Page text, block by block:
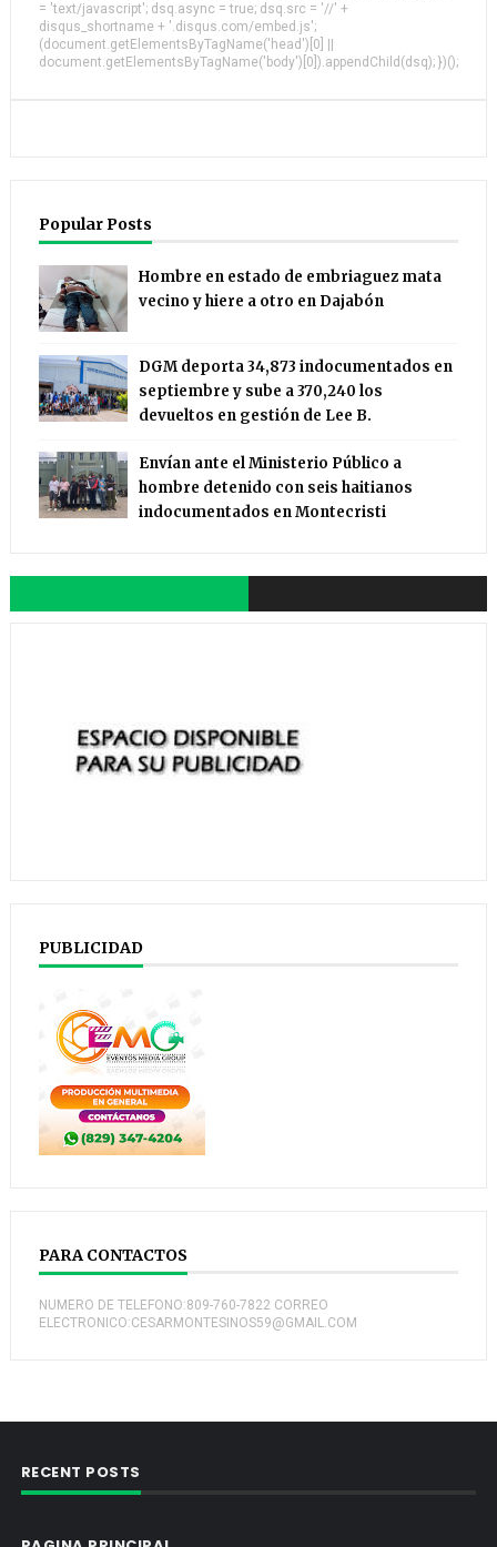
= 'text/javascript'; dsq.async = true; dsq.src = '//' +
disqus_shortname + '.disqus.com/embed.js';
(document.getElementsByTagName('head')[0] ||
document.getElementsByTagName('body')[0]).appendChild(dsq); })();
Popular Posts
Hombre en estado de embriaguez mata
vecino y hiere a otro en Dajabón
DGM deporta 34,873 indocumentados en
septiembre y sube a 370,240 los
devueltos en gestión de Lee B.
Envían ante el Ministerio Público a
hombre detenido con seis haitianos
indocumentados en Montecristi
PUBLICIDAD
PARA CONTACTOS
NUMERO DE TELEFONO:809-760-7822 CORREO
ELECTRONICO:CESARMONTESINOS59@GMAIL.COM
RECENT POSTS